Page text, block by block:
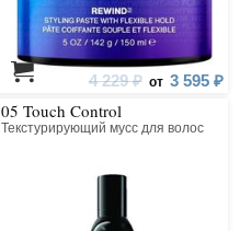
4 229 ₽ от 3 595 ₽
05 Touch Control
Текстурирующий мусс для волос